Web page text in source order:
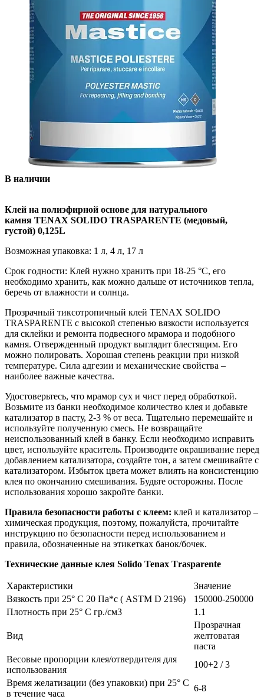
В наличии
Клей на полиэфирной основе для натурального
камня TENAX SOLIDO TRASPARENTE (медовый,
густой) 0,125L
Возможная упаковка: 1 л, 4 л, 17 л
Срок годности: Клей нужно хранить при 18-25 °С, его
необходимо хранить, как можно дальше от источников тепла,
беречь от влажности и солнца.
Прозрачный тиксотропичный клей TENAX SOLIDO
TRASPARENTE с высокой степенью вязкости используется
для склейки и ремонта подвесного мрамора и подобного
камня. Отвержденный продукт выглядит блестящим. Его
можно полировать. Хорошая степень реакции при низкой
температуре. Сила адгезии и механические свойства –
наиболее важные качества.
Удостоверьтесь, что мрамор сух и чист перед обработкой.
Возьмите из банки необходимое количество клея и добавьте
катализатор в пасту, 2-3 % от веса. Тщательно перемешайте и
используйте полученную смесь. Не возвращайте
неиспользованный клей в банку. Если необходимо исправить
цвет, используйте краситель. Производите окрашивание перед
добавлением катализатора, создайте тон, а затем смешивайте с
катализатором. Избыток цвета может влиять на консистенцию
клея по окончанию смешивания. Будьте осторожны. После
использования хорошо закройте банки.
Правила безопасности работы с клеем: клей и катализатор –
химическая продукция, поэтому, пожалуйста, прочитайте
инструкцию по безопасности перед использованием и
правила, обозначенные на этикетках банок/бочек.
Технические данные клея Solido Tenax Тrasparente
Характеристики
Значение
Вязкость при 25° C 20 Па*с ( ASTM D 2196)
150000-250000
Плотность при 25° C гр./см3
1.1
Вид
Прозрачная
желтоватая
паста
Весовые пропорции клея/отвердителя для
использования
100+2 / 3
Время желатизации (без упаковки) при 25° C
в течение часа
6-8